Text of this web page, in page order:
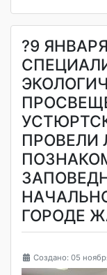
?9
ПРОВЕЛИ
ГОРОДЕ
Создано: 05